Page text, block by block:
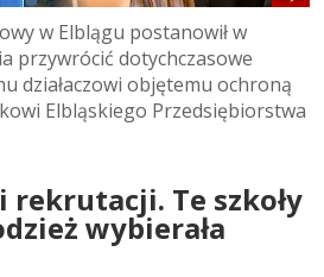
w Elblągu postanowił w
przywrócić dotychczasowe
działaczowi objętemu ochroną
Elbląskiego Przedsiębiorstwa
Te szkoły
wybierała